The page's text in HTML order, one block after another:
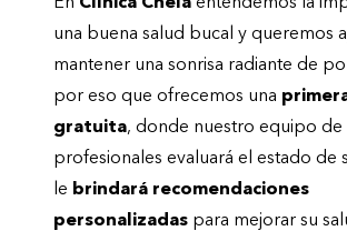
una buena salud bucal y queremos
mantener una sonrisa radiante de
por eso que ofrecemos una
gratuita, donde nuestro equipo de
profesionales evaluará el estado de
le brindará recomendaciones
personalizadas para mejorar su